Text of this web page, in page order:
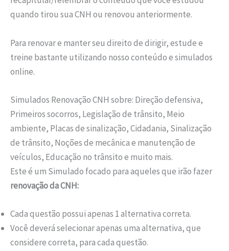
quando tirou sua CNH ou renovou anteriormente.
Para renovar e manter seu direito de dirigir, estude e
treine bastante utilizando nosso conteúdo e simulados
online.
Simulados Renovação CNH sobre: Direção defensiva,
Primeiros socorros, Legislação de trânsito, Meio
ambiente, Placas de sinalização, Cidadania, Sinalização
de trânsito, Noções de mecânica e manutenção de
veículos, Educação no trânsito e muito mais.
Este é um Simulado focado para aqueles que irão fazer
renovação da CNH:
Cada questão possui apenas 1 alternativa correta.
Você deverá selecionar apenas uma alternativa, que
considere correta, para cada questão.